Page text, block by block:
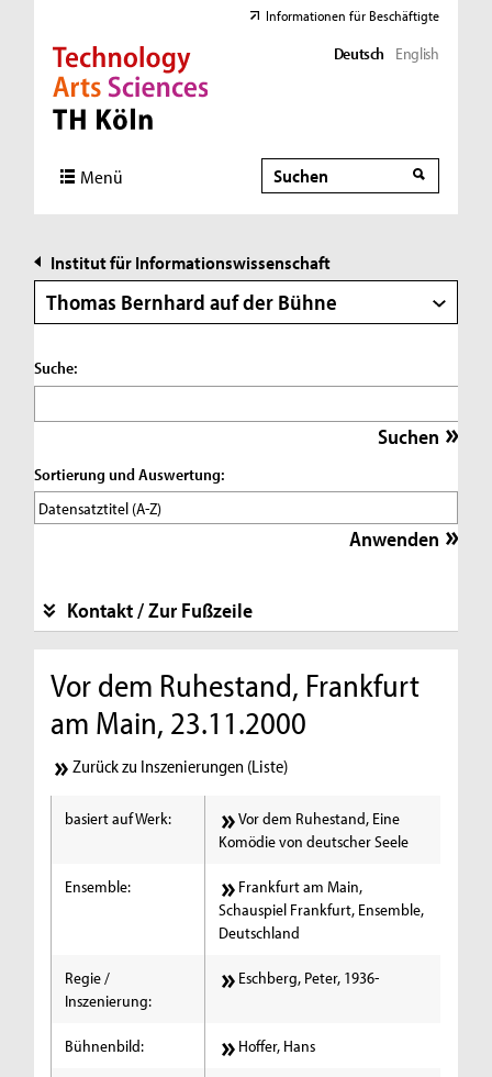
Direkt zur Hauptnavigation
Direkt zur Subnavigation
Direkt zum Inhalt
Direkt zum Fußbereich
Informationen für Beschäftigte
Deutsch English
Menü Suche
Suche
Institut für Informationswissenschaft
Thomas Bernhard auf der Bühne
Suche:
Sortierung und Auswertung:
Kontakt / Zur Fußzeile
Vor dem Ruhestand, Frankfurt
am Main, 23.11.2000
Zurück zu Inszenierungen (Liste)
basiert auf Werk:
Vor dem Ruhestand, Eine
Komödie von deutscher Seele
Ensemble:
Frankfurt am Main,
Schauspiel Frankfurt, Ensemble,
Deutschland
Regie /
Inszenierung:
Eschberg, Peter, 1936-
Bühnenbild: Hoffer, Hans